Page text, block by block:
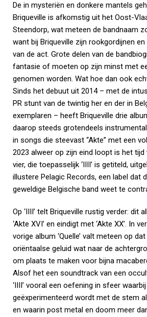
De in mysteriën en donkere mantels
Briqueville is afkomstig uit het Oost-
Steendorp, wat meteen de bandnaam
want bij Briqueville zijn rookgordijnen
van de act. Grote delen van de
fantasie of moeten op zijn minst met
genomen worden. Wat hoe dan ook
Sinds het debuut uit 2014 – met de
PR stunt van de twintig her en der in
exemplaren – heeft Briqueville drie
daarop steeds grotendeels
in songs die steevast “Akte” met een
2023 alweer op zijn eind loopt is het
vier, die toepasselijk ‘IIII’ is getiteld,
illustere Pelagic Records, een label dat
geweldige Belgische band weet te
Op ‘IIII’ telt Briqueville rustig verder: dit
‘Akte XVI’ en eindigt met ‘Akte XX’. In
vorige album ‘Quelle’ valt meteen op
oriëntaalse geluid wat naar de
om plaats te maken voor bijna
Alsof het een soundtrack van een
‘IIII’ vooral een oefening in sfeer
geëxperimenteerd wordt met de stem
en waarin post metal en doom meer